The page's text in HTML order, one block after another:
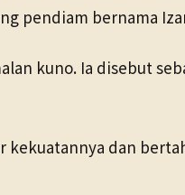
pendiam bernama
kuno. Ia disebut
dan